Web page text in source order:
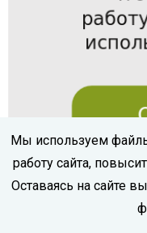
Мы используем
работу сайта,
Оставаясь на сайте